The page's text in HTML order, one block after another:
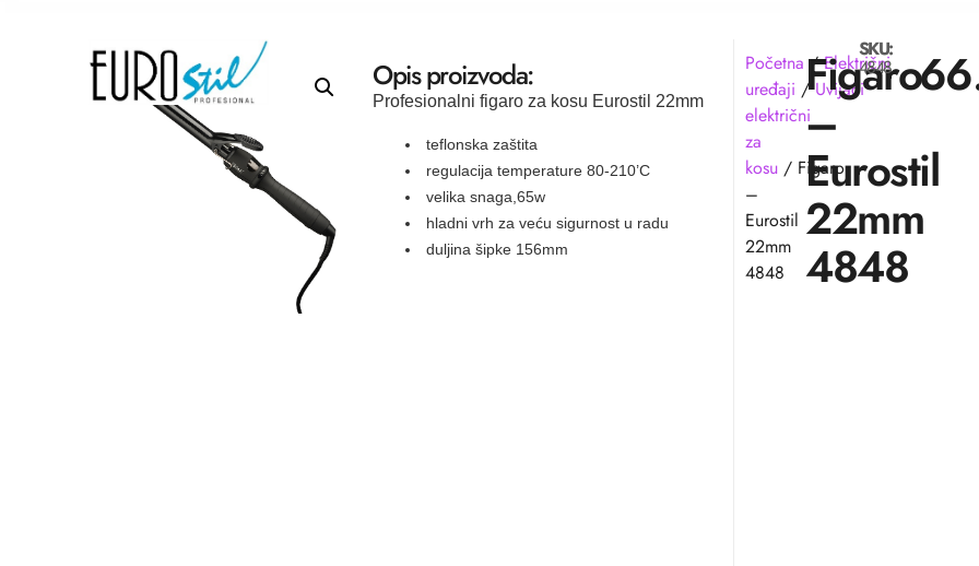
Opis proizvoda:
Profesionalni figaro za kosu Eurostil 22mm
teflonska zaštita
regulacija temperature 80-210’C
velika snaga,65w
hladni vrh za veću sigurnost u radu
duljina šipke 156mm
Početna /Električni
uređaji /Uvijači
električni
za
kosu / Figaro
–
Eurostil
22mm
4848
Figaro
–
Eurostil
22mm
4848
SKU:
4848